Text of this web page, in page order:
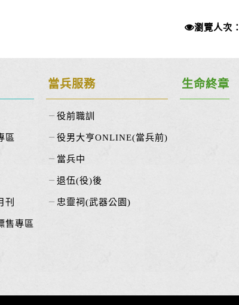
瀏覽人次：
區
刊
售專區
當兵服務
役前職訓
役男大亨ONLINE(當兵前)
當兵中
退伍(役)後
忠靈祠(武器公園)
生命終章